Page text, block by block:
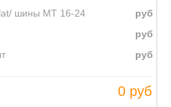
шины МТ 16-24